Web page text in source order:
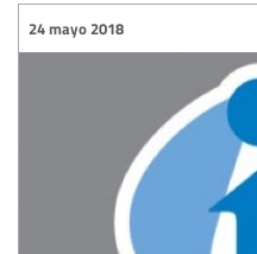
24 mayo 2018